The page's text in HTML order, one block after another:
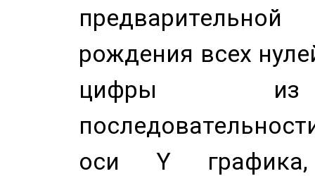
рождения всех
цифры из
оси Y